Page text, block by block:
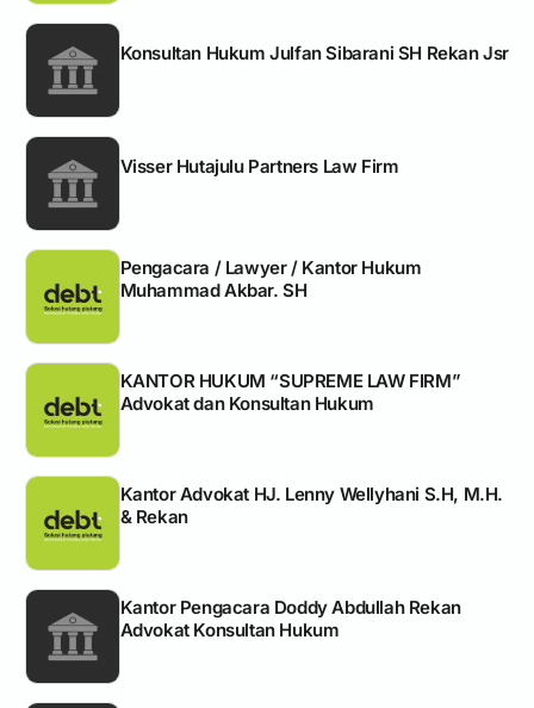
Konsultan Hukum Julfan Sibarani SH Rekan Jsr
Visser Hutajulu Partners Law Firm
Pengacara / Lawyer / Kantor Hukum
Muhammad Akbar. SH
KANTOR HUKUM “SUPREME LAW FIRM”
Advokat dan Konsultan Hukum
Kantor Advokat HJ. Lenny Wellyhani S.H, M.H.
& Rekan
Kantor Pengacara Doddy Abdullah Rekan
Advokat Konsultan Hukum